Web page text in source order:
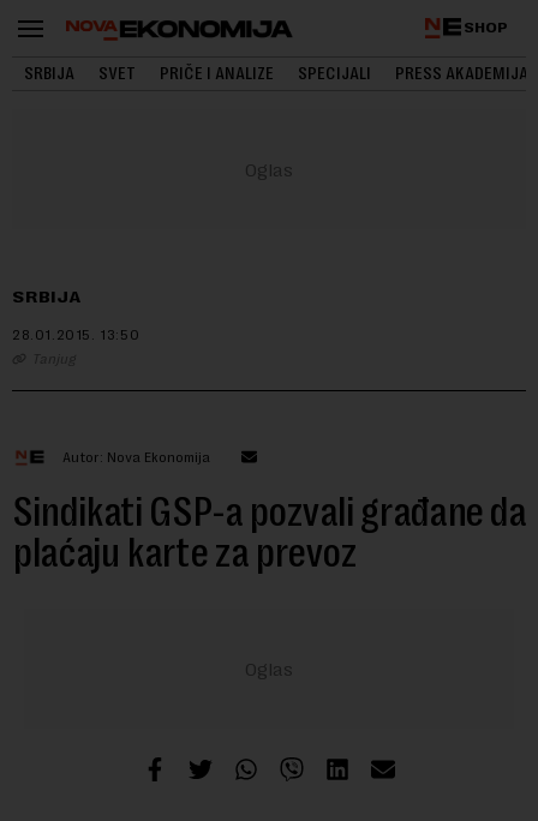
SHOP
SRBIJA SVET PRIČE I ANALIZE SPECIJALI PRESS AKADEMIJA
SRBIJA
28.01.2015. 13:50
Tanjug
Autor: Nova Ekonomija
Sindikati GSP-a pozvali građane da
plaćaju karte za prevoz